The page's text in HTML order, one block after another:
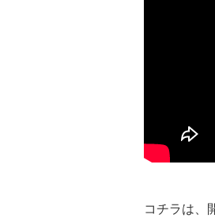
コチラは、